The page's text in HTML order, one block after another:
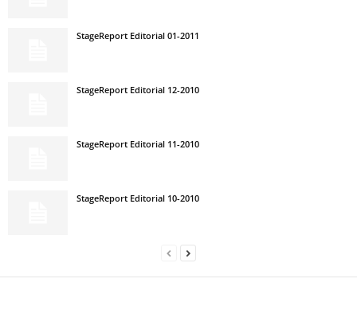
StageReport Editorial 01-2011
StageReport Editorial 12-2010
StageReport Editorial 11-2010
StageReport Editorial 10-2010